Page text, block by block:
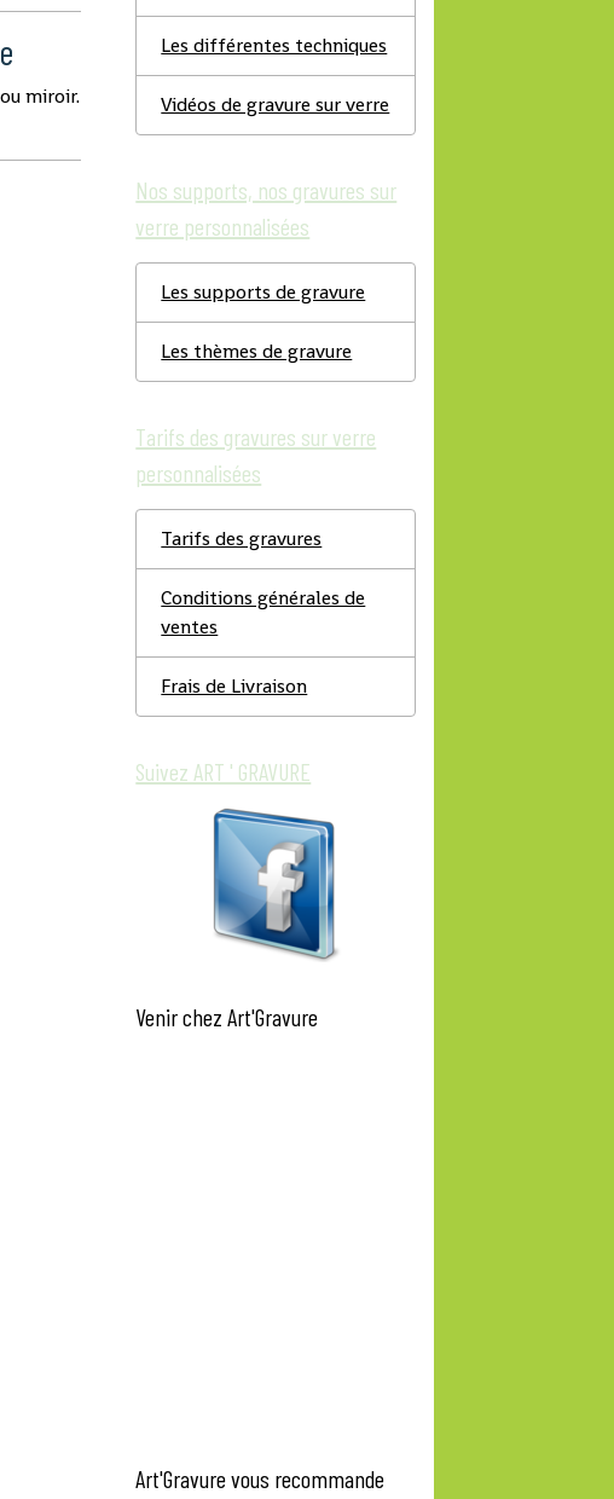
miroir.
Les différentes techniques
Vidéos de gravure sur verre
Nos supports, nos gravures sur
verre personnalisées
Les supports de gravure
Les thèmes de gravure
Tarifs des gravures sur verre
personnalisées
Tarifs des gravures
Conditions générales de
ventes
Frais de Livraison
Suivez ART ' GRAVURE
Venir chez Art'Gravure
Art'Gravure vous recommande